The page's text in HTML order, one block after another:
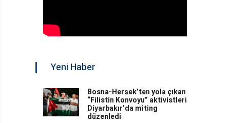
Yeni Haber
Bosna-Hersek’ten yola çıkan
“Filistin Konvoyu” aktivistleri
Diyarbakır’da miting
düzenledi